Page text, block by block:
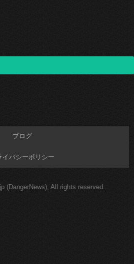
ブログ
イバシーポリシー
(DangerNews), All rights reserved.